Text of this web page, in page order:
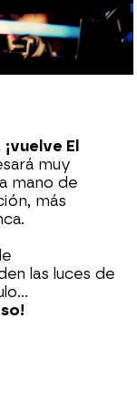
¡vuelve El
muy
mano de
más
las luces de